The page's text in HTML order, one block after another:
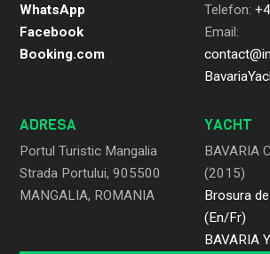
WhatsApp
Facebook
Booking.com
Telefon:
Email:
ADRESA
Portul Turistic Mangalia
Strada Portului, 905500
MANGALIA, ROMANIA
YACHT
BAVARIA
(2015)
Brosura
(En/Fr)
BAVARIA